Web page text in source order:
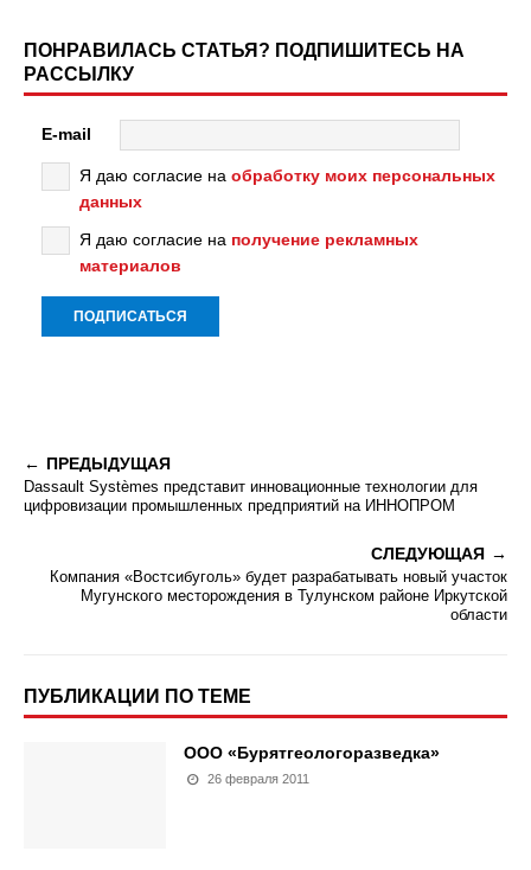
ПОНРАВИЛАСЬ СТАТЬЯ? ПОДПИШИТЕСЬ НА
РАССЫЛКУ
E-mail
Я даю согласие на обработку моих персональных
данных
Я даю согласие на получение рекламных
материалов
ПРЕДЫДУЩАЯ
Dassault Systèmes представит инновационные технологии для
цифровизации промышленных предприятий на ИННОПРОМ
СЛЕДУЮЩАЯ
Компания «Востсибуголь» будет разрабатывать новый участок
Мугунского месторождения в Тулунском районе Иркутской
области
ПУБЛИКАЦИИ ПО ТЕМЕ
ООО «Бурятгеологоразведка»
26 февраля 2011